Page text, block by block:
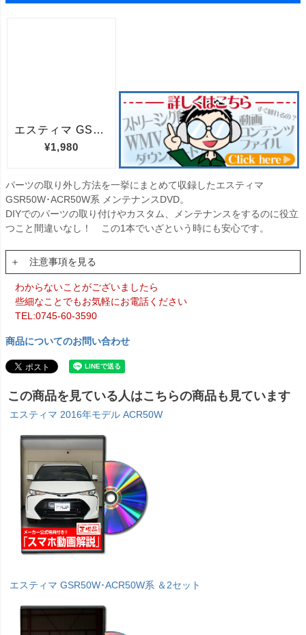
パーツの取り外し方法を一挙にまとめて収録したエスティマ
GSR50W･ACR50W系 メンテナンスDVD。
DIYでのパーツの取り付けやカスタム、メンテナンスをするのに役立
つこと間違いなし！ この1本でいざという時にも安心です。
＋ 注意事項を見る
わからないことがございましたら
些細なことでもお気軽にお電話ください
TEL:0745-60-3590
商品についてのお問い合わせ
この商品を見ている人はこちらの商品も見ています
エスティマ 2016年モデル ACR50W
エスティマ GSR50W･ACR50W系 ＆2セット